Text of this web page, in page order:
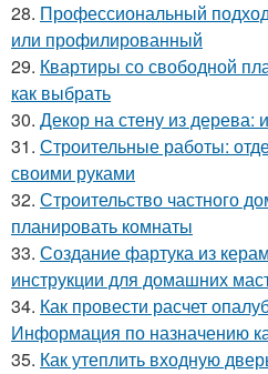
28. Профессиональный
или профилированный
29. Квартиры со свободной
как выбрать
30. Декор на стену из дерева:
31. Строительные работы:
своими руками
32. Строительство частного
планировать комнаты
33. Создание фартука из
инструкции для домашних
34. Как провести расчет
Информация по назначению
35. Как утеплить входную